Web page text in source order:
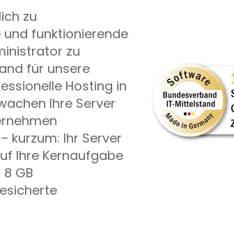
zu
funktionierende
zu
für unsere
Hosting in
Ihre Server
kurzum: Ihr Server
Ihre Kernaufgabe
GB